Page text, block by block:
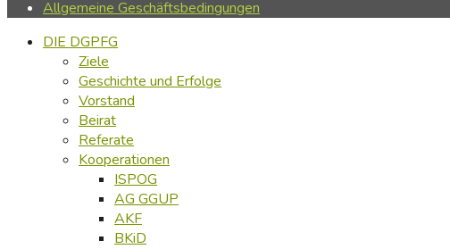
Allgemeine Geschäftsbedingungen
DIE DGPFG
Ziele
Geschichte und Erfolge
Vorstand
Beirat
Referate
Kooperationen
ISPOG
AG GGUP
AKF
BKiD